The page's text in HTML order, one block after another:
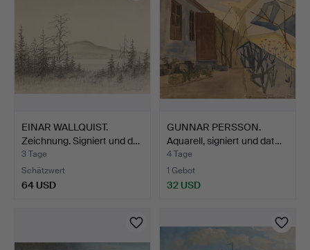
EINAR WALLQUIST.
Zeichnung. Signiert und d…
3 Tage
Schätzwert
64 USD
GUNNAR PERSSON.
Aquarell, signiert und dat…
4 Tage
1 Gebot
32 USD